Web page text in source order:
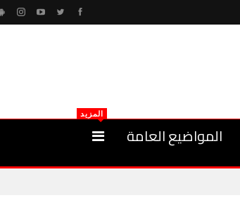
المواضيع العامة
المزيد